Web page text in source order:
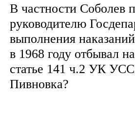
В частности Соболев
руководителю
выполнения
в 1968 году отбывал
статье 141 ч.2 УК
Пивновка?